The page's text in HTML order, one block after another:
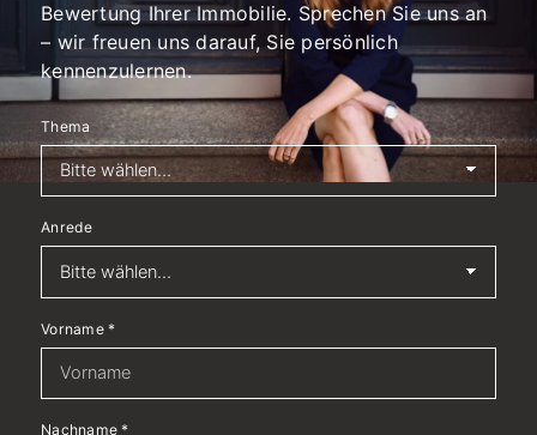
Bewertung Ihrer Immobilie. Sprechen Sie uns an
– wir freuen uns darauf, Sie persönlich
kennenzulernen.
Thema
Anrede
Vorname*
Nachname*